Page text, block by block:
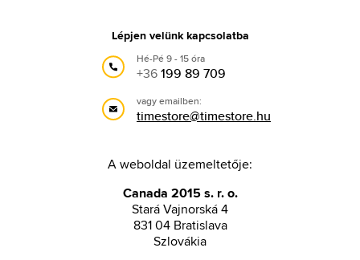
Lépjen velünk kapcsolatba
Hé-Pé 9 - 15 óra
+36199 89 709
vagy emailben:
timestore@timestore.hu
A weboldal üzemeltetője:
Canada 2015 s. r. o.
Stará Vajnorská 4
831 04 Bratislava
Szlovákia